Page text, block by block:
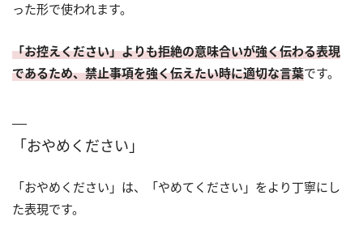
った形で使われます。
「お控えください」よりも拒絶の意味合いが強く伝わる表現
であるため、禁止事項を強く伝えたい時に適切な言葉です。
「おやめください」
「おやめください」は、「やめてください」をより丁寧にし
た表現です。